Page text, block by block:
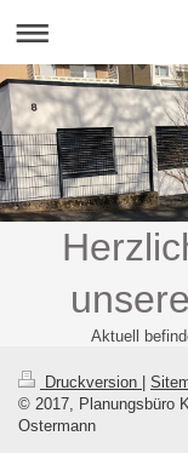
Aktuell
Druckversion
© 2017, Planungsbüro
Ostermann